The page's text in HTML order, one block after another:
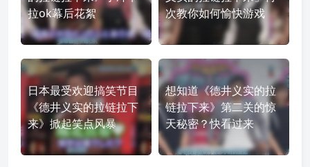
拉ok幕后花絮
次教你如何愉快游戏
日本最受欢迎搞笑节目
《德井义实的拉链拉下
来》掀起笑点风暴
想知道《德井义实的拉
链拉下来》第二关的惊
天秘密？快看过来